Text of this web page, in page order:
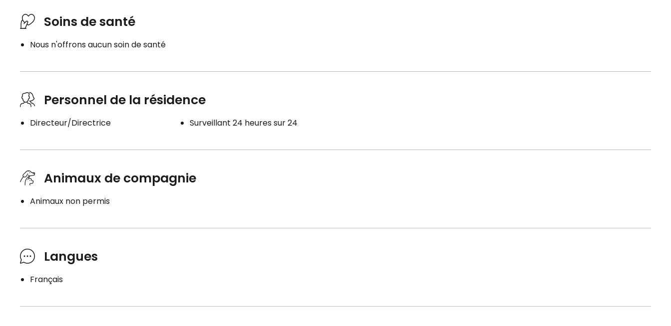
Soins de santé
Nous n'offrons aucun soin de santé
Personnel de la résidence
Directeur/Directrice Surveillant 24 heures sur 24
Animaux de compagnie
Animaux non permis
Langues
Français